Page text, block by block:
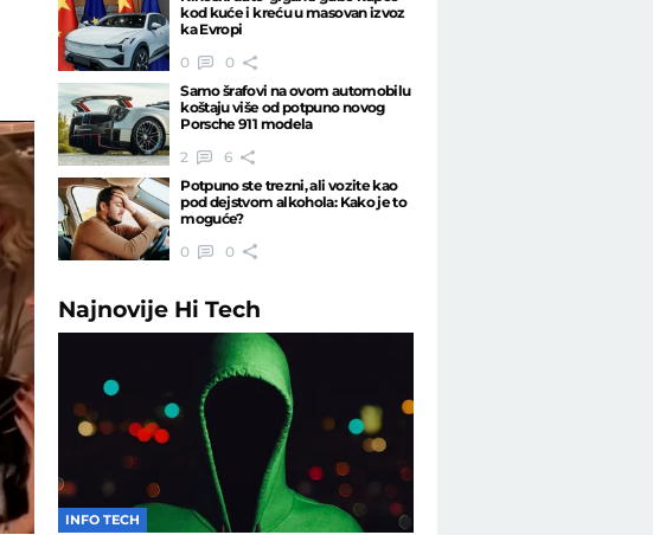
kod kuće i kreću u masovan izvoz
ka Evropi
0
0
Samo šrafovi na ovom automobilu
koštaju više od potpuno novog
Porsche 911 modela
2
6
Potpuno ste trezni, ali vozite kao
pod dejstvom alkohola: Kako je to
moguće?
0
0
Najnovije Hi Tech
INFO TECH